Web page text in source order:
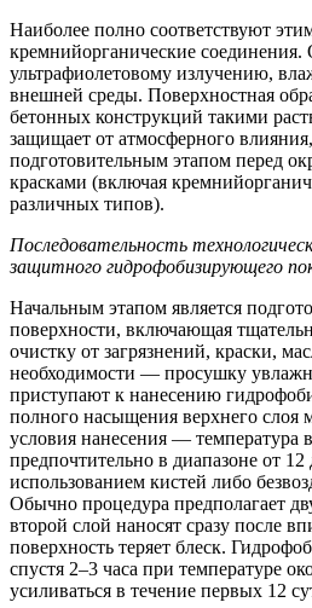
Наиболее полно соответствуют
кремнийорганические
ультрафиолетовому излучению,
внешней среды. Поверхностная
бетонных конструкций такими
защищает от атмосферного
подготовительным этапом перед
красками (включая
различных типов).
Последовательность
защитного гидрофобизирующего
Начальным этапом является
поверхности, включающая
очистку от загрязнений, краски,
необходимости — просушку
приступают к нанесению
полного насыщения верхнего слоя
условия нанесения — температура
предпочтительно в диапазоне от 12
использованием кистей либо
Обычно процедура предполагает
второй слой наносят сразу после
поверхность теряет блеск.
спустя 2–3 часа при температуре
усиливаться в течение первых 12